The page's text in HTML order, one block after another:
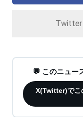
Twitter
💬 このニュー
X(Twitter)でこ